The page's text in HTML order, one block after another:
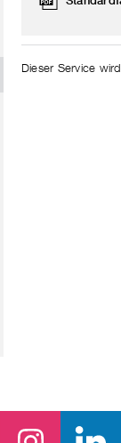
Dieser Service